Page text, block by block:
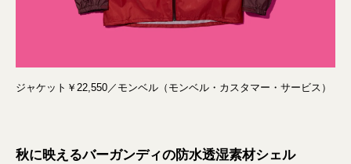
ジャケット￥22,550／モンベル（モンベル・カスタマー・サービス）
秋に映えるバーガンディの防水透湿素材シェル